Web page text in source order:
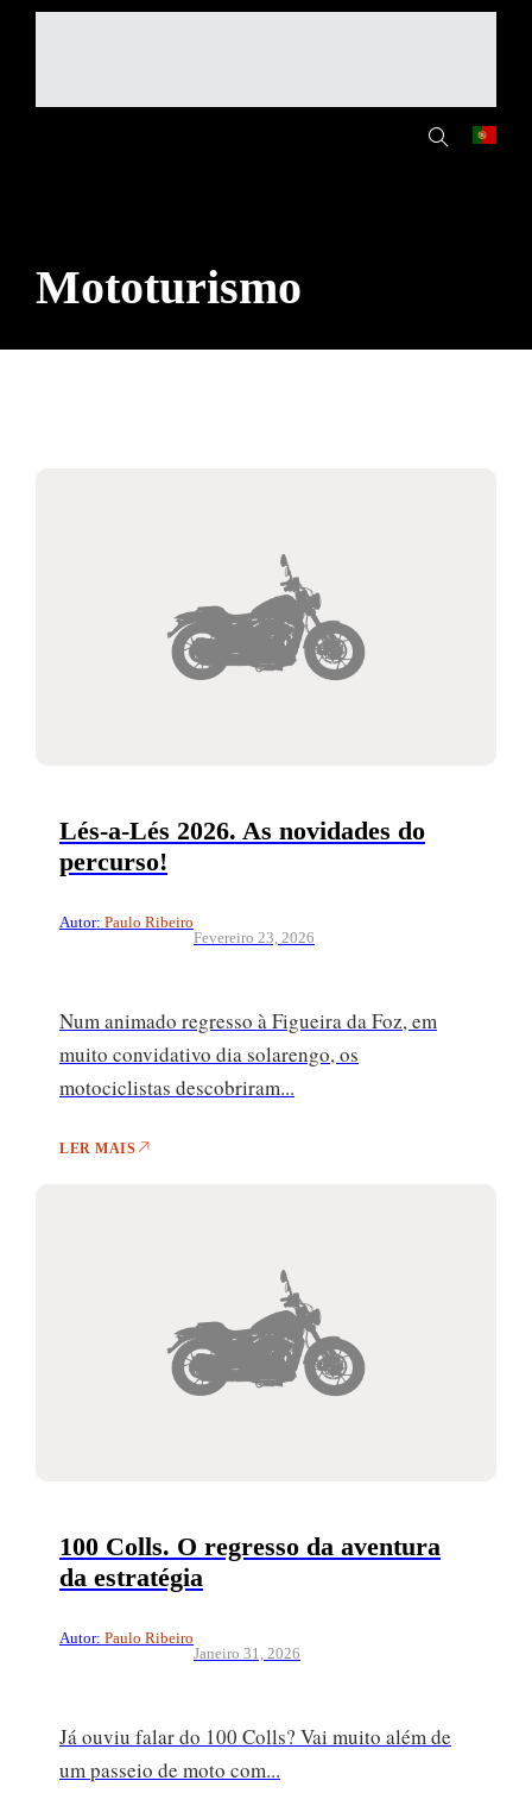
Mototurismo
Lés-a-Lés 2026. As novidades do
percurso!
Autor: Paulo Ribeiro
Fevereiro 23, 2026
Num animado regresso à Figueira da Foz, em
muito convidativo dia solarengo, os
motociclistas descobriram...
LER MAIS
100 Colls. O regresso da aventura
da estratégia
Autor: Paulo Ribeiro
Janeiro 31, 2026
Já ouviu falar do 100 Colls? Vai muito além de
um passeio de moto com...